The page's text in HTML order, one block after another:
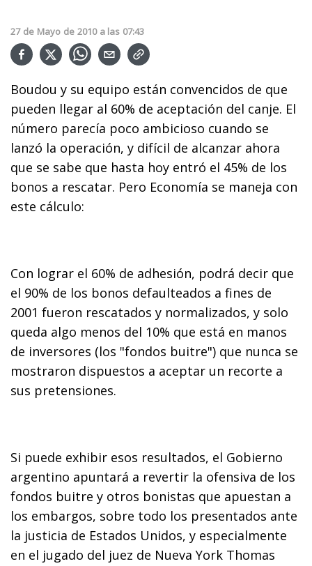
27 de Mayo de 2010 a las 07:43
Boudou y su equipo están convencidos de que
pueden llegar al 60% de aceptación del canje. El
número parecía poco ambicioso cuando se
lanzó la operación, y difícil de alcanzar ahora
que se sabe que hasta hoy entró el 45% de los
bonos a rescatar. Pero Economía se maneja con
este cálculo:
Con lograr el 60% de adhesión, podrá decir que
el 90% de los bonos defaulteados a fines de
2001 fueron rescatados y normalizados, y solo
queda algo menos del 10% que está en manos
de inversores (los "fondos buitre") que nunca se
mostraron dispuestos a aceptar un recorte a
sus pretensiones.
Si puede exhibir esos resultados, el Gobierno
argentino apuntará a revertir la ofensiva de los
fondos buitre y otros bonistas que apuestan a
los embargos, sobre todo los presentados ante
la justicia de Estados Unidos, y especialmente
en el jugado del juez de Nueva York Thomas